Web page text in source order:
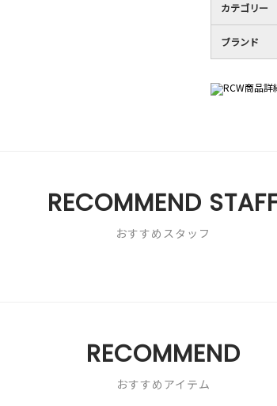
カテゴリー
ブランド
RECOMMEND
おすすめスタッフ
RECOMMEND
おすすめアイテム